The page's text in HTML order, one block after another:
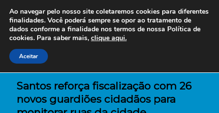
Santos reforça fiscalização com 26
novos guardiões cidadãos para
Ao navegar pelo nosso site coletaremos cookies para diferentes
finalidades. Você poderá sempre se opor ao tratamento de
dados conforme a finalidade nos termos de nossa Política de
cookies. Para saber mais, clique aqui.
Aceitar